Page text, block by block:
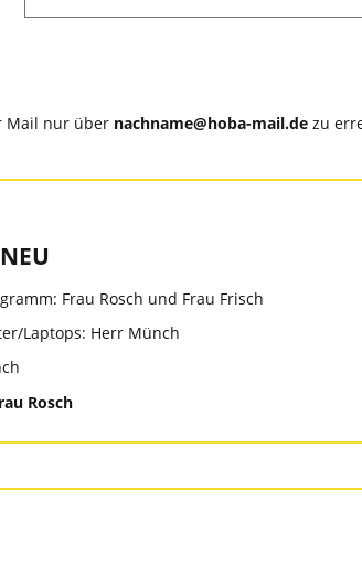
Mail nur über nachname@hoba-mail.de zu
Frau Rosch und Frau Frisch
Laptops: Herr Münch
Rosch